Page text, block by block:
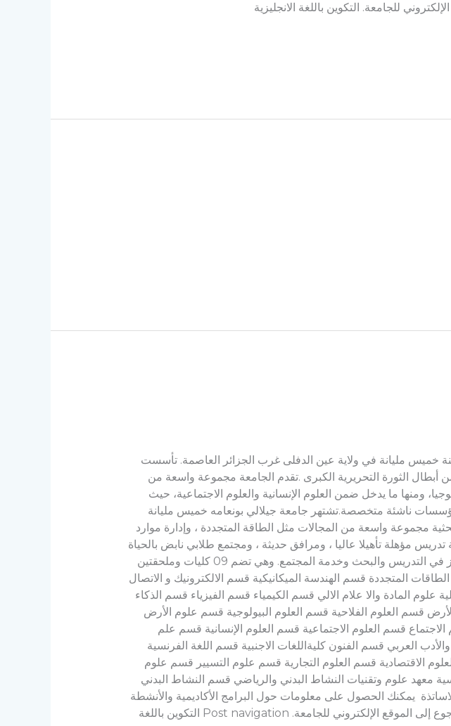
للجامعة. التكوين باللغة الانجليزية
مدينة خميس مليانة في ولاية عين الدفلى غرب الجزائر العاصمة. تأسست
أبطال الثورة التحريرية الكبرى .تقدم الجامعة مجموعة واسعة من
ومنها ما يدخل ضمن العلوم الإنسانية والعلوم الاجتماعية، حيث
ناشئة متخصصة.تشتهر جامعة جيلالي بونعامه خميس مليانة
مجموعة واسعة من المجالات مثل الطاقة المتجددة ، وإدارة موارد
تدريس مؤهلة تأهيلا عاليا ، ومرافق حديثة ، ومجتمع طلابي نابض بالحياة
، تعد جامعة جيلالي بونعامه خميس مليانة مؤسسة ديناميكية ومرحبة ملتزمة بالتميز في التدريس والبحث وخدمة المجتمع. وهي تضم 09 كليات وملحقتين
المتجددة قسم الهندسة الميكانيكية قسم الالكترونيك و الاتصال
المادة والا علام الالي قسم الكيمياء قسم الفيزياء قسم الذكاء
قسم العلوم الفلاحية قسم العلوم البيولوجية قسم علوم الأرض
قسم العلوم الاجتماعية قسم العلوم الإنسانية قسم علم
العربي قسم الفنون كليةاللغات الاجنبية قسم اللغة الفرنسية
الاقتصادية قسم العلوم التجارية قسم علوم التسيير قسم علوم
معهد علوم وتقنيات النشاط البدني والرياضي قسم النشاط البدني
يمكنك الحصول على معلومات حول البرامج الأكاديمية والأنشطة
البحثية وأعضاء هيئة التدريس والخدمات الطلابية التي تقدمها كل كلية من خلال الرجوع إلى الموقع الإلكتروني للجامعة. Post navigation التكوين باللغة